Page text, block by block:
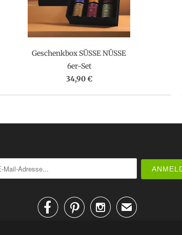
Geschenkbox SÜSSE NÜSSE
6er-Set
34,90 €
✉